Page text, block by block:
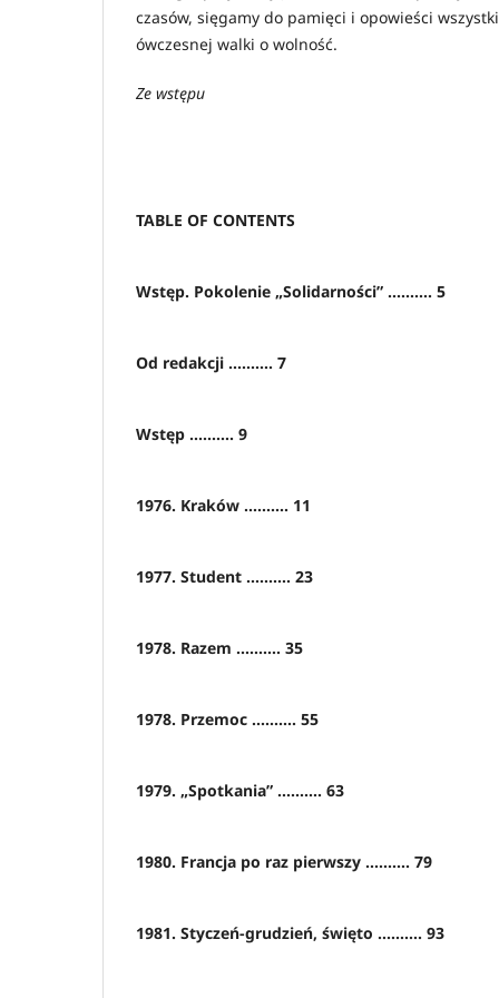
czasów, sięgamy do pamięci i opowieści
ówczesnej walki o wolność.
Ze wstępu
TABLE OF CONTENTS
Wstęp. Pokolenie „Solidarności” .......... 5
Od redakcji .......... 7
Wstęp .......... 9
1976. Kraków .......... 11
1977. Student .......... 23
1978. Razem .......... 35
1978. Przemoc .......... 55
1979. „Spotkania” .......... 63
1980. Francja po raz pierwszy .......... 79
1981. Styczeń-grudzień, święto .......... 93